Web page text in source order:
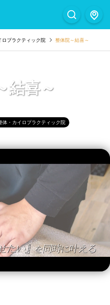
ロプラクティック院 整体院～結喜～
結喜～
体・カイロプラクティック院